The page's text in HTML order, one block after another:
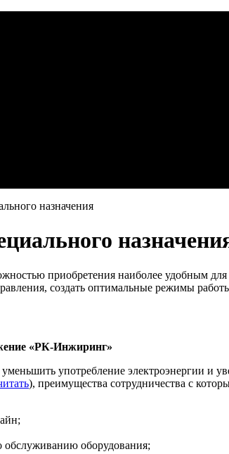
назначения
приобретения наиболее удобным для
создать оптимальные режимы
«РК-Инжиринг»
употребление электроэнергии и
), преимущества сотрудничества с
обслуживанию оборудования;